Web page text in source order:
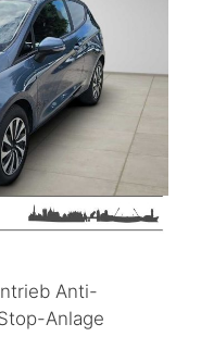
Anti-
Anlage